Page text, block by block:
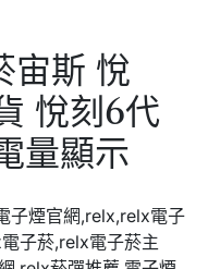
宙斯 悅
悅刻6代
量顯示